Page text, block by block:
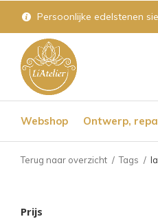
Webshop Ontwerp,
Persoonlijke edelstenen
Terug naar overzicht Tags
Prijs